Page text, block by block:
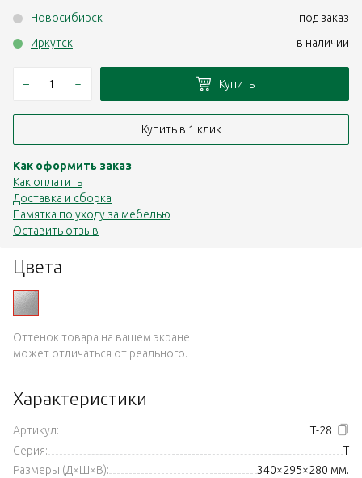
Цвета
Оттенок товара на вашем экране
может отличаться от реального.
Характеристики
Артикул:
Т-28
Серия:
T
Размеры (Д×Ш×В):
340×295×280 мм.
Новосибирск
под заказ
Иркутск
в наличии
– + Купить
Купить в 1 клик
Как оформить заказ
Как оплатить
Доставка и сборка
Памятка по уходу за мебелью
Оставить отзыв